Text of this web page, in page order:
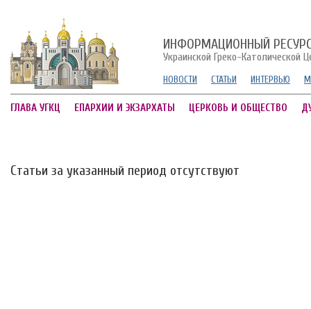
ИНФОРМАЦИОННЫЙ
Украинской Греко-Католической
НОВОСТИ СТАТЬИ ИНТЕРВЬЮ
ГЛАВА УГКЦ ЕПАРХИИ И ЭКЗАРХАТЫ ЦЕРКОВЬ И ОБЩЕСТВО
Статьи за указанный период отсутствуют